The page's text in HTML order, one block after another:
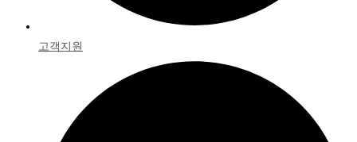
고객지원